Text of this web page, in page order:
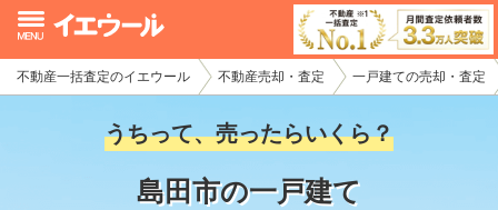
不動産一括査定のイエウール 不動産売却・査定 一戸建ての売却・査定
うちって、売ったらいくら？
島田市の一戸建て
イエウール加盟希望の不動産会社様
初めての方へ
不動産売却の流れ